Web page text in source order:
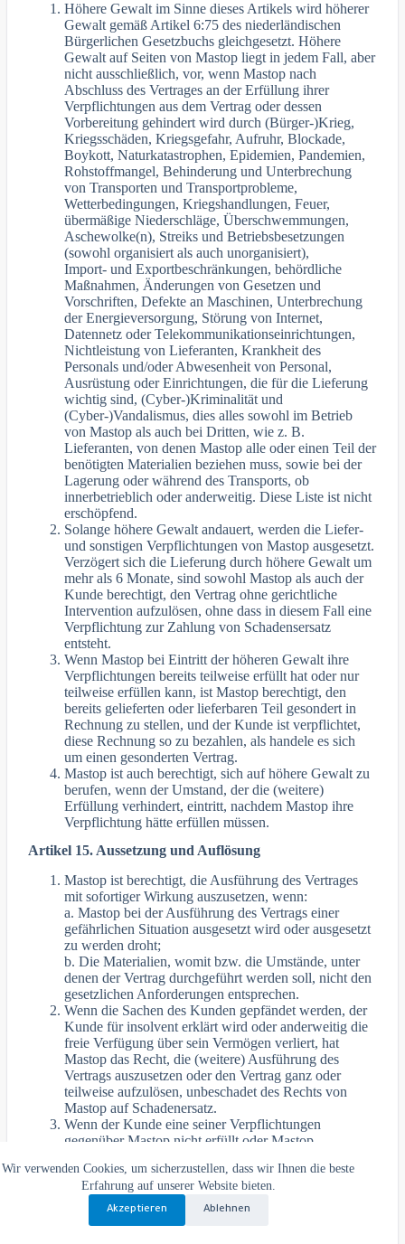
Wir verwenden Cookies, um sicherzustellen, dass wir Ihnen die beste
Erfahrung auf unserer Website bieten.
Akzeptieren Ablehnen
Höhere Gewalt im Sinne dieses Artikels wird höherer
Gewalt gemäß Artikel 6:75 des niederländischen
Bürgerlichen Gesetzbuchs gleichgesetzt. Höhere
Gewalt auf Seiten von Mastop liegt in jedem Fall, aber
nicht ausschließlich, vor, wenn Mastop nach
Abschluss des Vertrages an der Erfüllung ihrer
Verpflichtungen aus dem Vertrag oder dessen
Vorbereitung gehindert wird durch (Bürger-)Krieg,
Kriegsschäden, Kriegsgefahr, Aufruhr, Blockade,
Boykott, Naturkatastrophen, Epidemien, Pandemien,
Rohstoffmangel, Behinderung und Unterbrechung
von Transporten und Transportprobleme,
Wetterbedingungen, Kriegshandlungen, Feuer,
übermäßige Niederschläge, Überschwemmungen,
Aschewolke(n), Streiks und Betriebsbesetzungen
(sowohl organisiert als auch unorganisiert),
Import- und Exportbeschränkungen, behördliche
Maßnahmen, Änderungen von Gesetzen und
Vorschriften, Defekte an Maschinen, Unterbrechung
der Energieversorgung, Störung von Internet,
Datennetz oder Telekommunikationseinrichtungen,
Nichtleistung von Lieferanten, Krankheit des
Personals und/oder Abwesenheit von Personal,
Ausrüstung oder Einrichtungen, die für die Lieferung
wichtig sind, (Cyber-)Kriminalität und
(Cyber-)Vandalismus, dies alles sowohl im Betrieb
von Mastop als auch bei Dritten, wie z. B.
Lieferanten, von denen Mastop alle oder einen Teil der
benötigten Materialien beziehen muss, sowie bei der
Lagerung oder während des Transports, ob
innerbetrieblich oder anderweitig. Diese Liste ist nicht
erschöpfend.
Solange höhere Gewalt andauert, werden die Liefer-
und sonstigen Verpflichtungen von Mastop ausgesetzt.
Verzögert sich die Lieferung durch höhere Gewalt um
mehr als 6 Monate, sind sowohl Mastop als auch der
Kunde berechtigt, den Vertrag ohne gerichtliche
Intervention aufzulösen, ohne dass in diesem Fall eine
Verpflichtung zur Zahlung von Schadensersatz
entsteht.
Wenn Mastop bei Eintritt der höheren Gewalt ihre
Verpflichtungen bereits teilweise erfüllt hat oder nur
teilweise erfüllen kann, ist Mastop berechtigt, den
bereits gelieferten oder lieferbaren Teil gesondert in
Rechnung zu stellen, und der Kunde ist verpflichtet,
diese Rechnung so zu bezahlen, als handele es sich
um einen gesonderten Vertrag.
Mastop ist auch berechtigt, sich auf höhere Gewalt zu
berufen, wenn der Umstand, der die (weitere)
Erfüllung verhindert, eintritt, nachdem Mastop ihre
Verpflichtung hätte erfüllen müssen.
Artikel 15. Aussetzung und Auflösung
Mastop ist berechtigt, die Ausführung des Vertrages
mit sofortiger Wirkung auszusetzen, wenn:
a. Mastop bei der Ausführung des Vertrags einer
gefährlichen Situation ausgesetzt wird oder ausgesetzt
zu werden droht;
b. Die Materialien, womit bzw. die Umstände, unter
denen der Vertrag durchgeführt werden soll, nicht den
gesetzlichen Anforderungen entsprechen.
Wenn die Sachen des Kunden gepfändet werden, der
Kunde für insolvent erklärt wird oder anderweitig die
freie Verfügung über sein Vermögen verliert, hat
Mastop das Recht, die (weitere) Ausführung des
Vertrags auszusetzen oder den Vertrag ganz oder
teilweise aufzulösen, unbeschadet des Rechts von
Mastop auf Schadenersatz.
Wenn der Kunde eine seiner Verpflichtungen
gegenüber Mastop nicht erfüllt oder Mastop
nicht nachkommen wird, und der Kunde nicht in der
Lage ist, auf erstes Anfordern von Mastop eine
angemessene Sicherheit für die Erfüllung seiner
Verpflichtungen zu leisten, ist Mastop berechtigt, den